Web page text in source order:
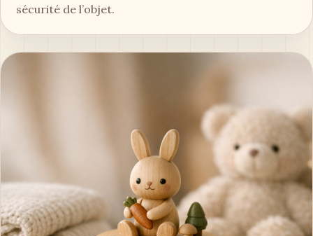
sécurité de l’objet.